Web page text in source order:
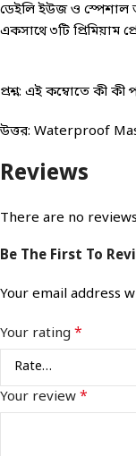
ডেইলি ইউজ ও স্পেশাল
একসাথে ৩টি প্রিমিয়াম
প্রশ্ন: এই কম্বোতে কী কী
উত্তর: Waterproof
Reviews
There are no
Be The First To
Your email address
Your rating *
Your review *